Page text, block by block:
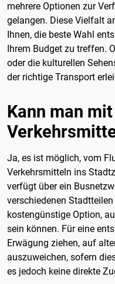
mehrere Optionen zur
gelangen. Diese Vielfalt
Ihnen, die beste Wahl
Ihrem Budget zu treffen.
oder die kulturellen
der richtige Transport
Kann man
Ja, es ist möglich, vom
Verkehrsmitteln ins
verfügt über ein
verschiedenen
kostengünstige Option,
sein können. Für eine
Erwägung ziehen, auf
auszuweichen, sofern
es jedoch keine direkte